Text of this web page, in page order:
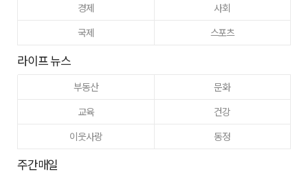
경제
사회
국제
스포츠
라이프 뉴스
부동산
문화
교육
건강
이웃사랑
동정
주간매일